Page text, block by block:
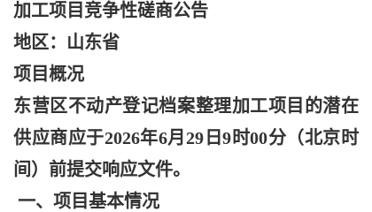
加工项目竞争性磋商公告
地区：山东省
项目概况
东营区不动产登记档案整理加工项目的潜在
供应商应于2026年6月29日9时00分（北京时
间）前提交响应文件。
一、项目基本情况